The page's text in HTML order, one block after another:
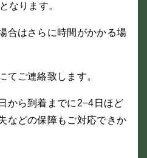
なります。
合はさらに時間がかかる場
てご連絡致します。
から到着までに2−4日ほど
などの保障もご対応できか